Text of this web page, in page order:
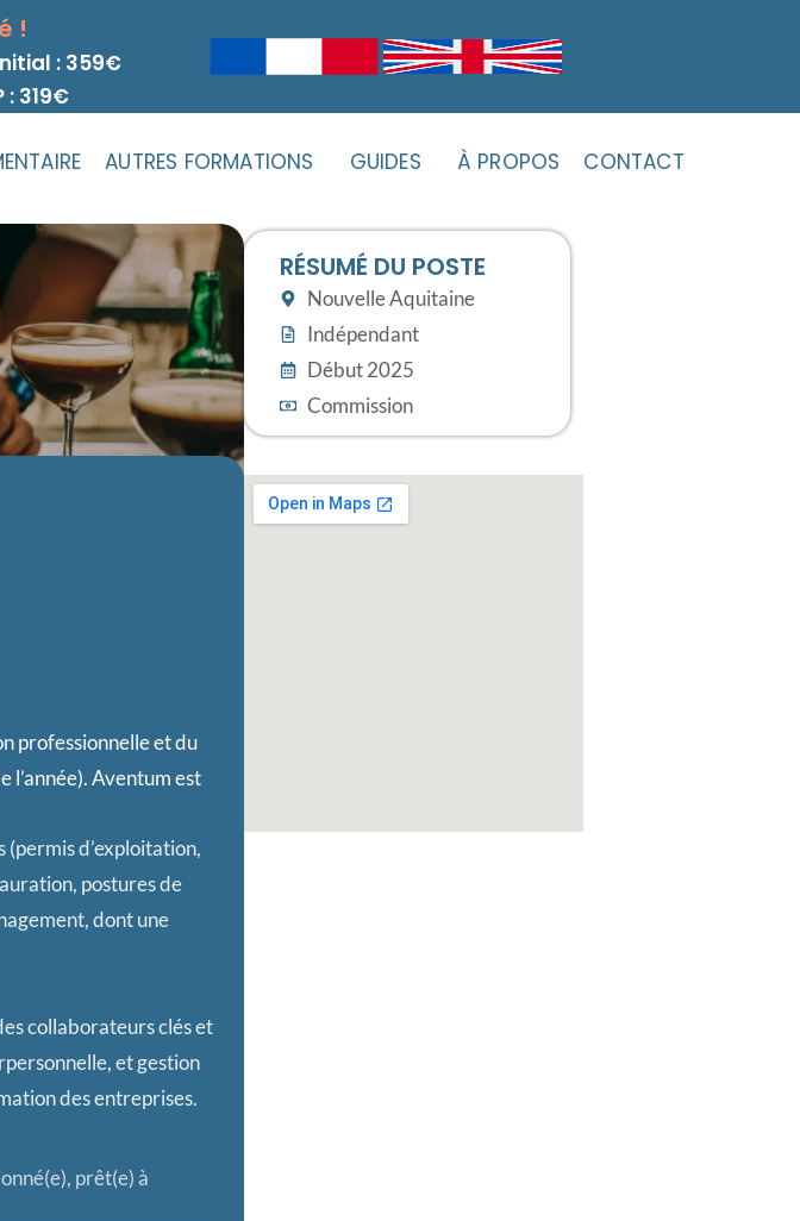
!
: 359€
: 319€
AUTRES FORMATIONS GUIDES À PROPOS CONTACT
RÉSUMÉ DU POSTE
Nouvelle Aquitaine
Indépendant
Début 2025
Commission
professionnelle et du
l’année). Aventum est
d’exploitation,
postures de
dont une
collaborateurs clés et
et gestion
des entreprises.
prêt(e) à